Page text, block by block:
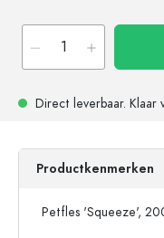
Direct leverbaar. Klaar
Productkenmerken
Petfles 'Squeeze',